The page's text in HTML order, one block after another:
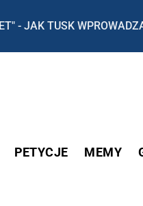
- JAK TUSK
PETYCJE MEMY